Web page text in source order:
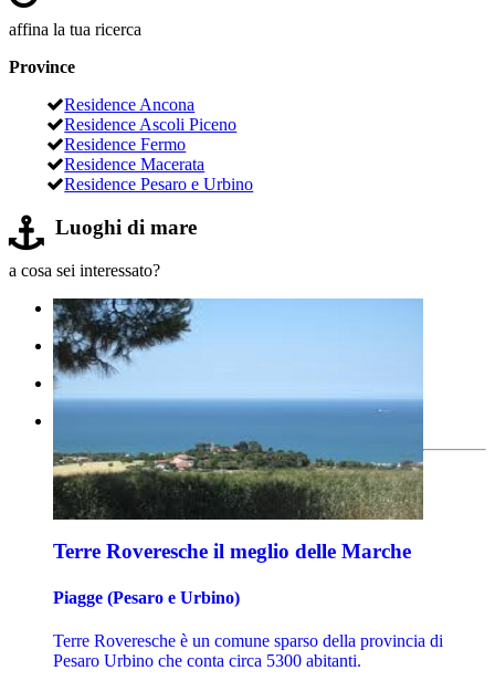
affina la tua ricerca
Province
Residence Ancona
Residence Ascoli Piceno
Residence Fermo
Residence Macerata
Residence Pesaro e Urbino
Luoghi di mare
a cosa sei interessato?
Terre Roveresche il meglio delle Marche
Piagge (Pesaro e Urbino)
Terre Roveresche è un comune sparso della provincia di
Pesaro Urbino che conta circa 5300 abitanti.